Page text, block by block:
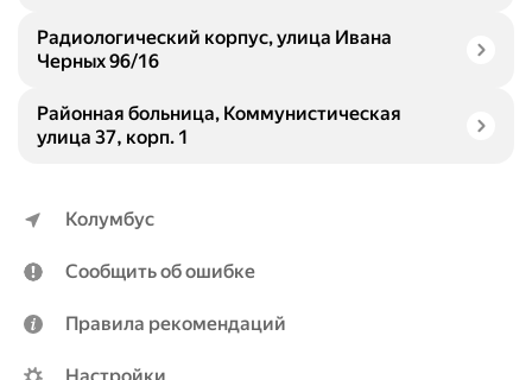
Радиологический корпус, улица Ивана
Черных 96/16
Районная больница, Коммунистическая
улица 37, корп. 1
Колумбус
Сообщить об ошибке
Правила рекомендаций